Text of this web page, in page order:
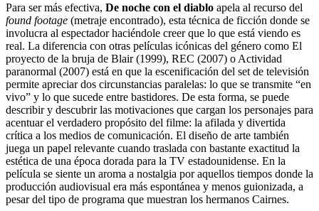
Para ser más efectiva, De noche con el diablo apela al recurso del
found footage (metraje encontrado), esta técnica de ficción donde se
involucra al espectador haciéndole creer que lo que está viendo es
real. La diferencia con otras películas icónicas del género como El
proyecto de la bruja de Blair (1999), REC (2007) o Actividad
paranormal (2007) está en que la escenificación del set de televisión
permite apreciar dos circunstancias paralelas: lo que se transmite “en
vivo” y lo que sucede entre bastidores. De esta forma, se puede
describir y descubrir las motivaciones que cargan los personajes para
acentuar el verdadero propósito del filme: la afilada y divertida
crítica a los medios de comunicación. El diseño de arte también
juega un papel relevante cuando traslada con bastante exactitud la
estética de una época dorada para la TV estadounidense. En la
película se siente un aroma a nostalgia por aquellos tiempos donde la
producción audiovisual era más espontánea y menos guionizada, a
pesar del tipo de programa que muestran los hermanos Cairnes.